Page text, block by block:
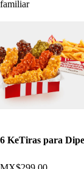
familiar
6 KeTiras para